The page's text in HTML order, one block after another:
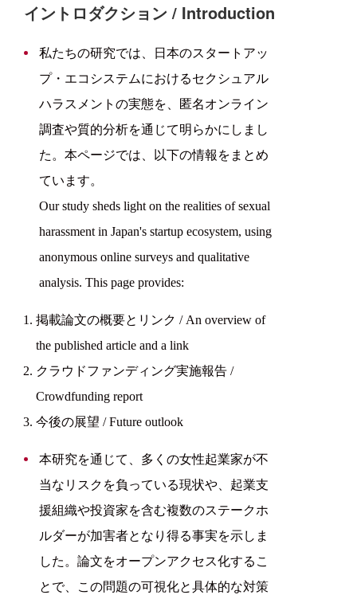
イントロダクション / Introduction
私たちの研究では、日本のスタートアッ
プ・エコシステムにおけるセクシュアル
ハラスメントの実態を、匿名オンライン
調査や質的分析を通じて明らかにしまし
た。本ページでは、以下の情報をまとめ
ています。
Our study sheds light on the realities of sexual
harassment in Japan's startup ecosystem, using
anonymous online surveys and qualitative
analysis. This page provides:
掲載論文の概要とリンク / An overview of
the published article and a link
クラウドファンディング実施報告 /
Crowdfunding report
今後の展望 / Future outlook
本研究を通じて、多くの女性起業家が不
当なリスクを負っている現状や、起業支
援組織や投資家を含む複数のステークホ
ルダーが加害者となり得る事実を示しま
した。論文をオープンアクセス化するこ
とで、この問題の可視化と具体的な対策